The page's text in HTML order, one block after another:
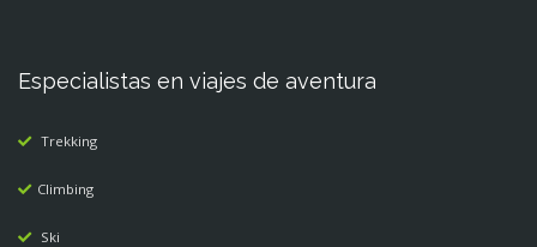
Especialistas en viajes de aventura
Trekking
Climbing
Ski